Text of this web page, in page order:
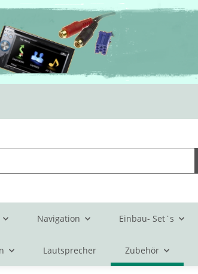
Navigation Einbau- Set`s
Lautsprecher Zubehör